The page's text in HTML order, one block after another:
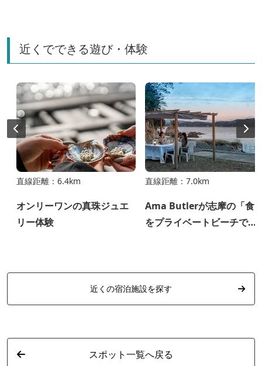
近くでできる遊び・体験
直線距離：6.4km
オンリーワンの真珠ジュエ
リー体験
直線距離：7.0km
Ama Butlerが志摩の「食
をプライベートビーチでお
近くの宿泊施設を探す
スポット一覧へ戻る